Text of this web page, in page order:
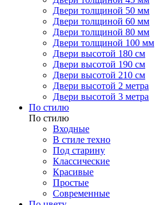
Двери толщиной 50 мм
Двери толщиной 60 мм
Двери толщиной 80 мм
Двери толщиной 100 мм
Двери высотой 180 см
Двери высотой 190 см
Двери высотой 210 см
Двери высотой 2 метра
Двери высотой 3 метра
По стилю
По стилю
Входные
В стиле техно
Под старину
Классические
Красивые
Простые
Современные